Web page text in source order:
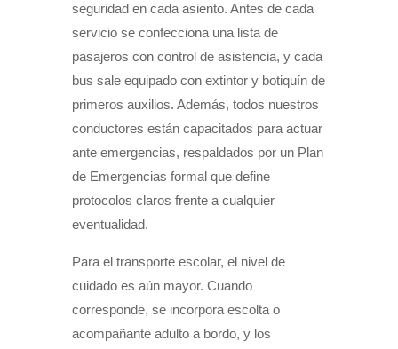
seguridad en cada asiento. Antes de cada
servicio se confecciona una lista de
pasajeros con control de asistencia, y cada
bus sale equipado con extintor y botiquín de
primeros auxilios. Además, todos nuestros
conductores están capacitados para actuar
ante emergencias, respaldados por un Plan
de Emergencias formal que define
protocolos claros frente a cualquier
eventualidad.
Para el transporte escolar, el nivel de
cuidado es aún mayor. Cuando
corresponde, se incorpora escolta o
acompañante adulto a bordo, y los